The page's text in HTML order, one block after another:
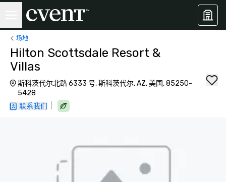
场地
Hilton Scottsdale Resort &
Villas
斯科茨代尔北路 6333 号, 斯科茨代尔, AZ, 美国, 85250-
5428
联系我们